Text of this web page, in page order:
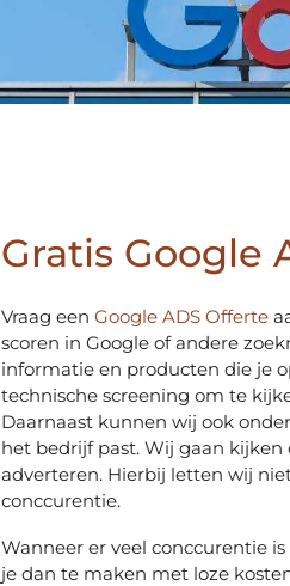
Gratis Google
Vraag eenGoogle ADS Offerte
scoren in Google of andere
informatie en producten die je
technische screening om te
Daarnaast kunnen wij ook
het bedrijf past. Wij gaan
adverteren. Hierbij letten wij
conccurentie.
Wanneer er veel conccurentie
je dan te maken met loze